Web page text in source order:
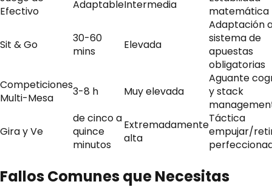
Efectivo
AdaptableIntermedia
matemática
Sit & Go
30-60
mins
Elevada
Adaptación
sistema de
apuestas
obligatorias
Competiciones
Multi-Mesa
3-8 h Muy elevada
Aguante
y stack
Gira y Ve
de cinco a
quince
minutos
Extremadamente
alta
Táctica
empujar/
Fallos Comunes que Necesitas